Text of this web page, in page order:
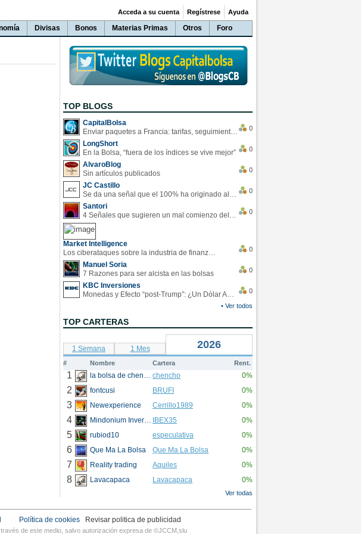
Divisas Bonos Materias Primas Otros Foro
Acceda a su cuenta Regístrese Ayuda
TOP BLOGS
CapitalBolsa
Enviar paquetes a Francia: tarifas, seguimiento y ventajas destacadas
0
LongShort
En la Bolsa, “fuera de los índices se vive mejor”
0
AlvaroBlog
Sin artículos publicados
0
JC Castillo
Se da una señal que el 100% ha originado alzas en las bolsas
0
Santori
4 Señales que sugieren un mal comienzo del 3T de la economía EEUU
0
Market Intelligence
Los ciberataques sobre la industria de finanzas se han duplicado este año
0
Manuel Soria
7 Razones para ser alcista en las bolsas
0
KBC Inversiones
Monedas y Efecto “post-Trump”: ¿Un Dólar Americano operando en rangos?
0
• Ver todos
TOP CARTERAS
1 Semana 1 Mes 2026
# Nombre Cartera Rent.
1 la bolsa de chencho chencho 0%
2 fontcusi BRUFI 0%
3 Newexperience Cerrillo1989 0%
4 Mindonium Inversions IBEX35 0%
5 rubiod10 especulativa 0%
6 Que Ma La Bolsa Que Ma La Bolsa 0%
7 Reality trading Aquiles 0%
8 Lavacapaca Lavacapaca 0%
Ver todas
Revisar politica de publicidad
Política de cookies
de este medio, salvo autorización expresa de ©JCCM,slu